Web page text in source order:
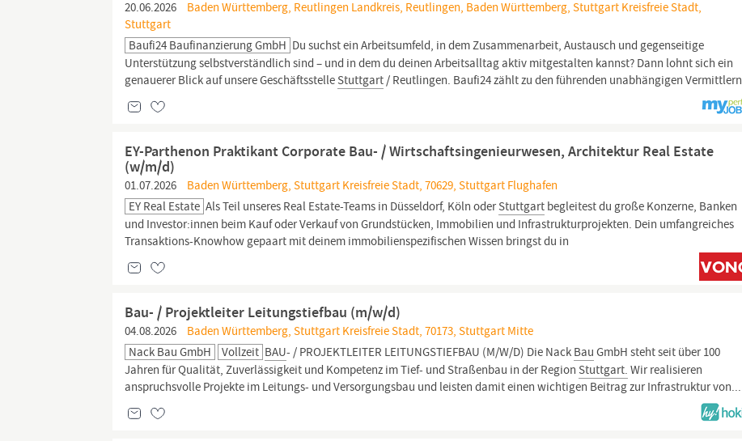
20.06.2026
Baden Württemberg, Reutlingen Landkreis, Reutlingen, Baden Württemberg, Stuttgart Kreisfreie Stadt,
Stuttgart
Baufi24 Baufinanzierung GmbH Du suchst ein Arbeitsumfeld, in dem Zusammenarbeit, Austausch und gegenseitige
Unterstützung selbstverständlich sind – und in dem du deinen Arbeitsalltag aktiv mitgestalten kannst? Dann lohnt sich ein
genauerer Blick auf unsere Geschäftsstelle Stuttgart/ Reutlingen. Baufi24 zählt zu den führenden unabhängigen Vermittlern
EY-Parthenon Praktikant Corporate Bau- / Wirtschaftsingenieurwesen, Architektur Real Estate
(w/m/d)
01.07.2026
Baden Württemberg, Stuttgart Kreisfreie Stadt, 70629, Stuttgart Flughafen
EY Real Estate Als Teil unseres Real Estate-Teams in Düsseldorf, Köln oderStuttgart begleitest du große Konzerne, Banken
und Investor:innen beim Kauf oder Verkauf von Grundstücken, Immobilien und Infrastrukturprojekten. Dein umfangreiches
Transaktions-Knowhow gepaart mit deinem immobilienspezifischen Wissen bringst du in
Bau- / Projektleiter Leitungstiefbau (m/w/d)
04.08.2026
Baden Württemberg, Stuttgart Kreisfreie Stadt, 70173, Stuttgart Mitte
Nack Bau GmbH
Vollzeit BAU- / PROJEKTLEITER LEITUNGSTIEFBAU (M/W/D) Die Nack Bau GmbH steht seit über 100
Jahren für Qualität, Zuverlässigkeit und Kompetenz im Tief- und Straßenbau in der Region Stuttgart. Wir realisieren
anspruchsvolle Projekte im Leitungs- und Versorgungsbau und leisten damit einen wichtigen Beitrag zur Infrastruktur von...